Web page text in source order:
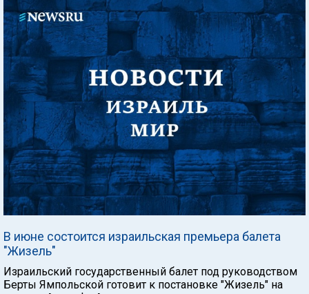
В июне состоится израильская премьера балета
"Жизель"
Израильский государственный балет под руководством
Берты Ямпольской готовит к постановке "Жизель" на